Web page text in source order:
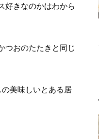
好きなのかはわから
つおのたたきと同じ
美味しいとある居